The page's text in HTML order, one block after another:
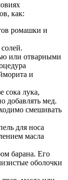
как:
ромашки и
или отварными
и
сока лука,
добавлять мед.
смешивать
для носа
масла
барана. Его
оболочки